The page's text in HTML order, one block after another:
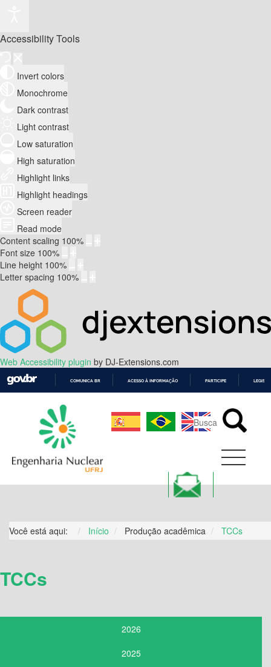
Accessibility Tools
Invert colors
Monochrome
Dark contrast
Light contrast
Low saturation
High saturation
Highlight links
Highlight headings
Screen reader
Read mode
Content scaling 100%
Font size 100%
Line height 100%
Letter spacing 100%
Web Accessibility plugin by DJ-Extensions.com
CONTEÚDO
COMUNICA BR ACESSO À INFORMAÇÃO PARTICIPE
Você está aqui: Início Produção acadêmica TCCs
TCCs
2026
2025